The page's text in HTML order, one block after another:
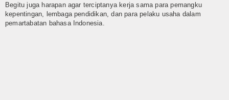
Video
Begitu juga harapan agar terciptanya kerja sama para pemangku
kepentingan, lembaga pendidikan, dan para pelaku usaha dalam
pemartabatan bahasa Indonesia.